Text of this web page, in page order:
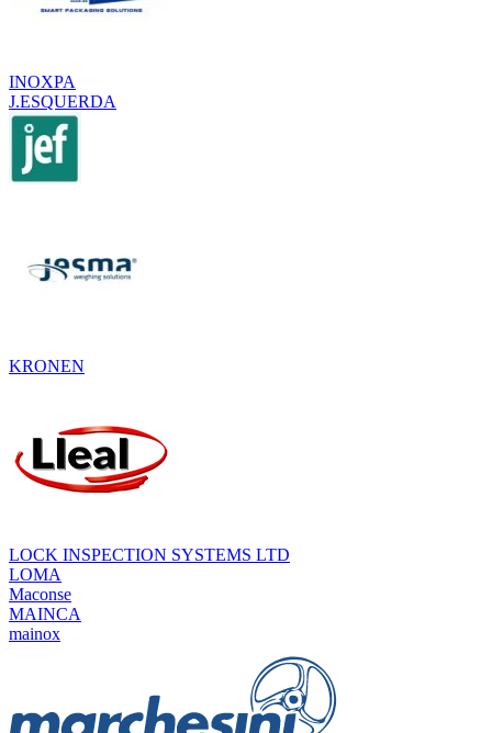
INOXPA
J.ESQUERDA
KRONEN
LOCK INSPECTION SYSTEMS LTD
LOMA
Maconse
MAINCA
mainox